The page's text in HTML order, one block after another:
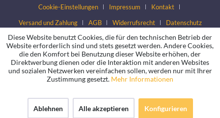
Cookie-Einstellungen Impressum
Kontakt
Versand und Zahlung
AGB Widerrufsrecht Datenschutz
Diese Website benutzt Cookies, die für den technischen Betrieb der
Website erforderlich sind und stets gesetzt werden. Andere Cookies,
die den Komfort bei Benutzung dieser Website erhöhen, der
Direktwerbung dienen oder die Interaktion mit anderen Websites
und sozialen Netzwerken vereinfachen sollen, werden nur mit Ihrer
Zustimmung gesetzt. Mehr Informationen
Ablehnen Alle akzeptieren Konfigurieren